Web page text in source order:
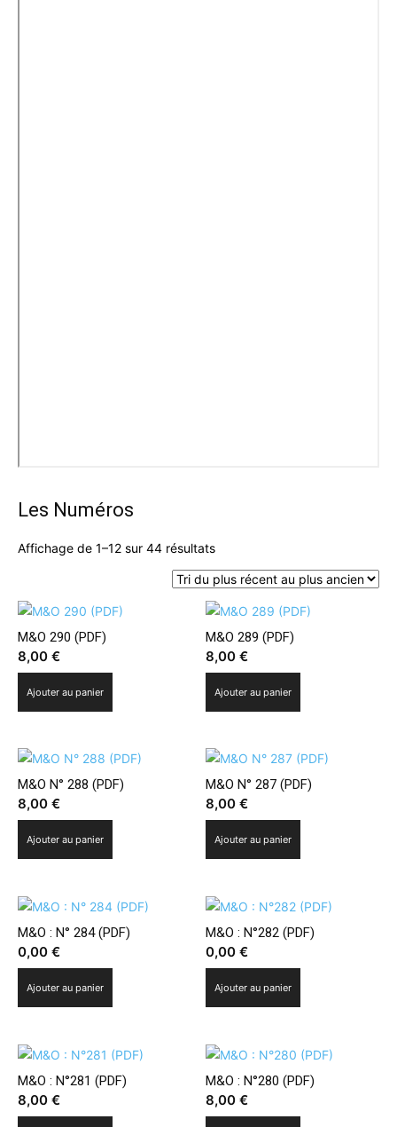
Les Numéros
Affichage de 1–12 sur 44 résultatsTrié
plus
récent
plus
ancien
M&O 290 (PDF)
8,00 €
Ajouter au panier
M&O 289 (PDF)
8,00€
Ajouter au panier
M&O N° 288 (PDF)
8,00 €
Ajouter au panier
M&O N° 287 (PDF)
8,00€
Ajouter au panier
M&O : N° 284 (PDF)
0,00 €
Ajouter au panier
M&O : N°282 (PDF)
0,00€
Ajouter au panier
M&O : N°281 (PDF)
8,00 €
M&O : N°280 (PDF)
8,00€